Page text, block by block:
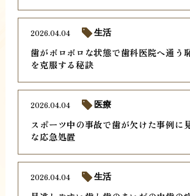
歯がボロボロな状態で歯科医院へ通う
を克服する秘訣
2026.04.04 生活
スポーツ中の事故で歯が欠けた事例に
な応急処置
2026.04.04 医療
2026.04.04 生活